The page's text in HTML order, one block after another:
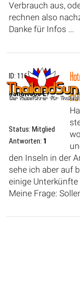
Verbrauch aus,
rechnen also
Danke für Infos ...
ID: 11610
bandit600 E.
Status: Mitglied
Antworten: 1
den Inseln in der
sehe ich aber auf
einige
Meine Frage: